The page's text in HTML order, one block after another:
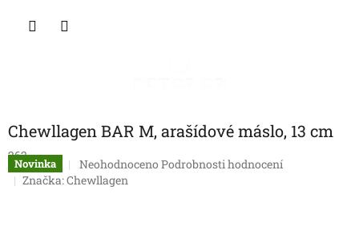
Chewllagen BAR M, arašídové máslo, 13 cm
262
Novinka
Průměrné
hodnocení
Neohodnoceno Podrobnosti hodnocení
Značka:Chewllagen